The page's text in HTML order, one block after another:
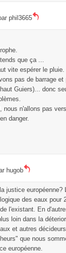
phil3665
que ça ...
vite espérer le pluie.
pas de barrage et
Guiers)... donc
nous n'allons pas
danger.
hugob
justice européenne?
des eaux pour
l'existant. En
loin dans la
et autres
que nous
européenne.